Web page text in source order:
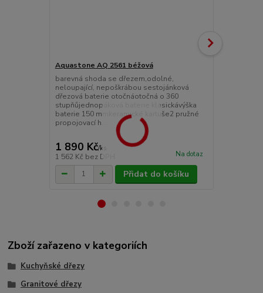
Aquastone AQ 2561 béžová
barevná shoda se dřezem,odolné,
neloupající, nepoškrábou sestojánková
dřezová baterie otočnáotočná o 360
stupňůjednopáková baterie klasickávýška
baterie 150 mmkeramické kartuše2 pružné
propojovací h...
1 890 Kč/ks
1 562 Kč bez DPH Na dotaz
Přidat do košíku
Zboží zařazeno v kategoriích
Kuchyňské dřezy
Granitové dřezy